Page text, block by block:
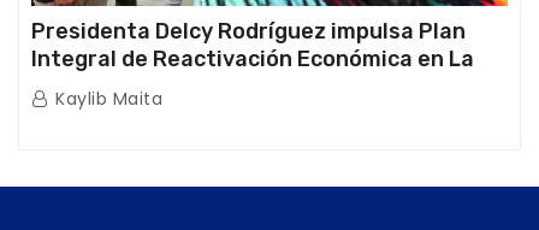
Presidenta Delcy Rodríguez impulsa Plan
Integral de Reactivación Económica en La
Guaira
Kaylib Maita